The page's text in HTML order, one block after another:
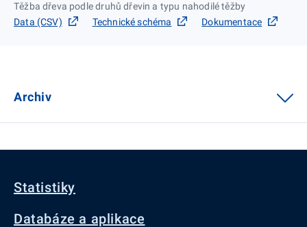
Těžba dřeva podle druhů dřevin a typu nahodilé těžby
Data (CSV)
Technické schéma Dokumentace
Archiv
Statistiky
Databáze a aplikace